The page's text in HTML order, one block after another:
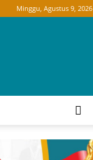
Minggu, Agustus 9, 2026